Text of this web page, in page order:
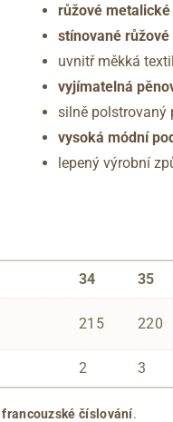
růžové
stínované
uvnitř měkká
vyjímatelná
silně polstrovaný
vysoká módní
lepený výrobní
34 35
215 220
2 3
francouzské číslování.